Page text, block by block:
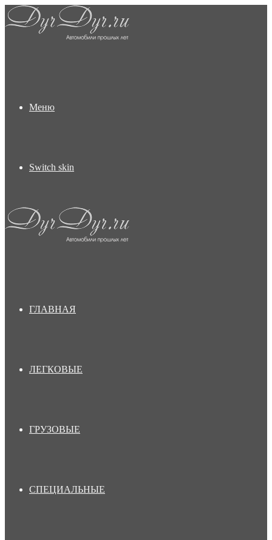
Меню
Switch skin
ГЛАВНАЯ
ЛЕГКОВЫЕ
ГРУЗОВЫЕ
СПЕЦИАЛЬНЫЕ